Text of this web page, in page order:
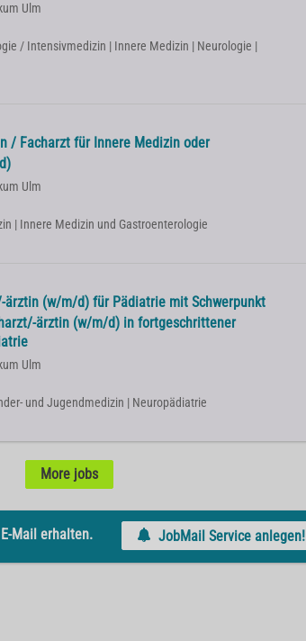
Ulm
/ Intensivmedizin | Innere Medizin | Neurologie |
/ Facharzt für Innere Medizin oder
Ulm
| Innere Medizin und Gastroenterologie
ärztin (w/m/d) für Pädiatrie mit Schwerpunkt
ärztin (w/m/d) in fortgeschrittener
Ulm
und Jugendmedizin | Neuropädiatrie
More jobs
Mail erhalten. JobMail Service anlegen!